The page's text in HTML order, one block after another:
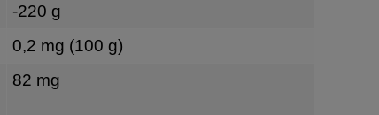
-220 g
0,2 mg (100 g)
82 mg